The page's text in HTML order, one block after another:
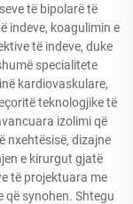
të bipolarë të
indeve, koagulimin e
të indeve, duke
specialitete
kardiovaskulare,
teknologjike të
izolimi që
nxehtësisë, dizajne
e kirurgut gjatë
të projektuara me
që synohen. Shtegu